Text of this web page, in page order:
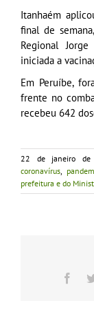
Itanhaém
final de
Regional
iniciada a
Em Peruíbe,
frente no
recebeu 642
22 de janeiro de
coronavírus
prefeitura e do